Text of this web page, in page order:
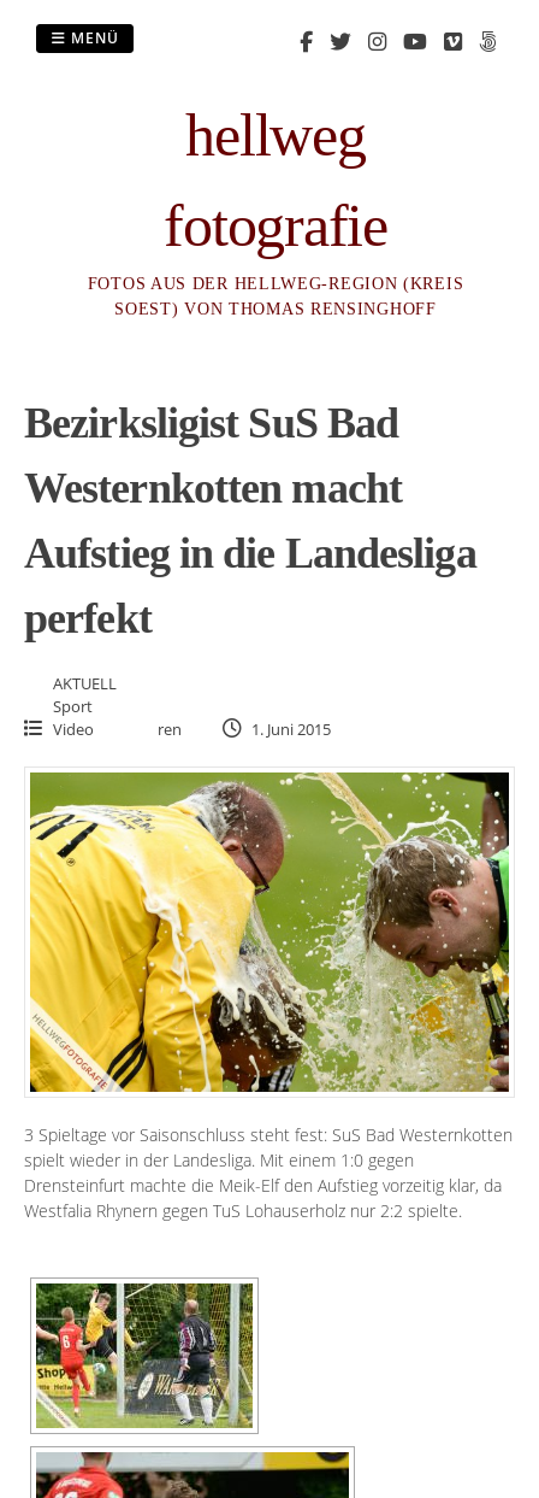
hellweg
fotografie
FOTOS AUS DER HELLWEG-REGION (KREIS
SOEST) VON THOMAS RENSINGHOFF
MENÜ
Bezirksligist SuS Bad
Westernkotten macht
Aufstieg in die Landesliga
perfekt
AKTUELL
Sport
Video
ren 1. Juni 2015
3 Spieltage vor Saisonschluss steht fest: SuS Bad Westernkotten
spielt wieder in der Landesliga. Mit einem 1:0 gegen
Drensteinfurt machte die Meik-Elf den Aufstieg vorzeitig klar, da
Westfalia Rhynern gegen TuS Lohauserholz nur 2:2 spielte.